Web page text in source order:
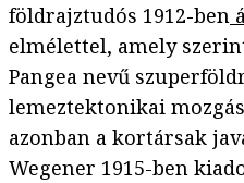
földrajztudós 1912-ben
elmélettel, amely
Pangea nevű
lemeztektonikai
azonban a kortársak
Wegener 1915-ben